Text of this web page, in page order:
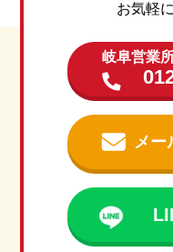
お気軽
岐阜営業
メー